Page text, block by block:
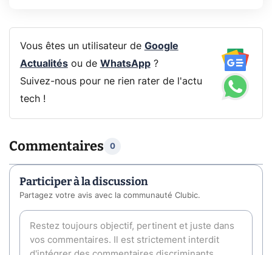
Vous êtes un utilisateur de Google
Actualitésou de WhatsApp?
Suivez-nous pour ne rien rater de l'actu
tech !
Commentaires 0
Participer à la discussion
Partagez votre avis avec la communauté Clubic.